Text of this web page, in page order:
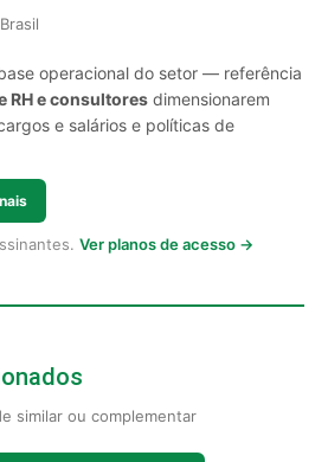
operacional do setor — referência
RH e consultores dimensionarem
e salários e políticas de
Ver planos de acesso →
similar ou complementar